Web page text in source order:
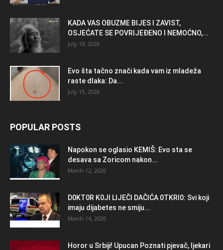
KADA VAS OBUZME BIJES I ZAVIST,
OSJEĆATE SE POVRIJEĐENO I NEMOĆNO,...
July 18, 2026
Evo šta tačno znači kada vam iz mladeža
raste dlaka: Da...
July 15, 2026
POPULAR POSTS
Napokon se oglasio KEMlŠ: Evo sta se
desava sa Zoricom nakon...
March 12, 2026
D0KT0R K0Jl LlJEČl DAČlĆA 0TKRl0: Svi koji
imaju dijabetes ne smiju...
March 14, 2026
Horor u Srbiji! Upucan Poznati pjevač, ljekari